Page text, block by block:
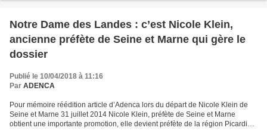
Notre Dame des Landes : c’est Nicole Klein,
ancienne préfète de Seine et Marne qui gère le
dossier
Publié le 10/04/2018 à 11:16
Par ADENCA
Pour mémoire réédition article d’Adenca lors du départ de Nicole Klein de
Seine et Marne 31 juillet 2014 Nicole Klein, préfète de Seine et Marne
obtient une importante promotion, elle devient préfète de la région Picardie